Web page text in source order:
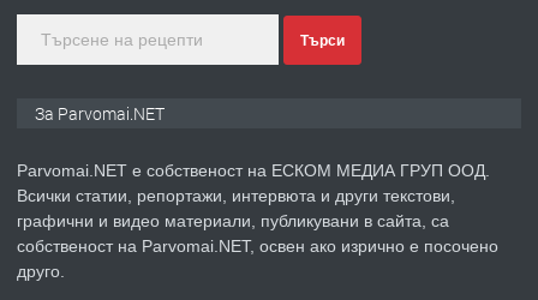
преди 1 година
ПРЕДЛАГА Уроци по Математика
Търси
За Parvomai.NET
Parvomai.NET е собственост на ЕСКОМ МЕДИА ГРУП ООД.
Всички статии, репортажи, интервюта и други текстови,
графични и видео материали, публикувани в сайта, са
собственост на Parvomai.NET, освен ако изрично е посочено
друго.